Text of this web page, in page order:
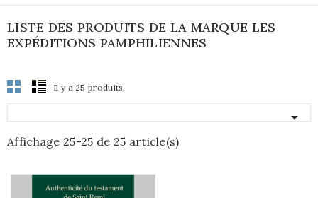
LISTE DES PRODUITS DE LA MARQUE LES
EXPÉDITIONS PAMPHILIENNES
Il y a 25 produits.

Affichage 25-25 de 25 article(s)